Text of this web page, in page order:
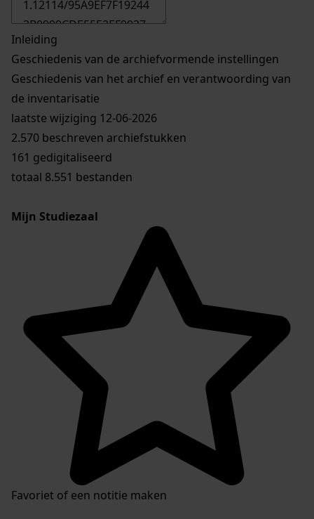
Inleiding
Geschiedenis van de archiefvormende instellingen
Geschiedenis van het archief en verantwoording van
de inventarisatie
laatste wijziging 12-06-2026
2.570 beschreven archiefstukken
161 gedigitaliseerd
totaal 8.551 bestanden
Mijn Studiezaal
Favoriet of een notitie maken